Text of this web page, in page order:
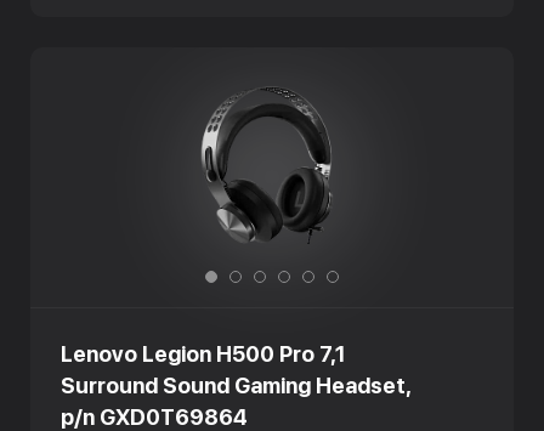
Lenovo Legion H500 Pro 7,1
Surround Sound Gaming Headset,
p/n GXD0T69864